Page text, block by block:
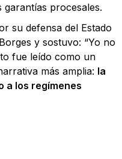
procesales.
su defensa del Estado
y sostuvo: “Yo no
fue leído como un
más amplia: la
a los regímenes